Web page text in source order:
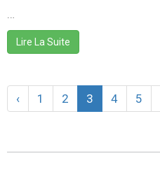
…
Lire La Suite
‹ 1 2 3 4 5